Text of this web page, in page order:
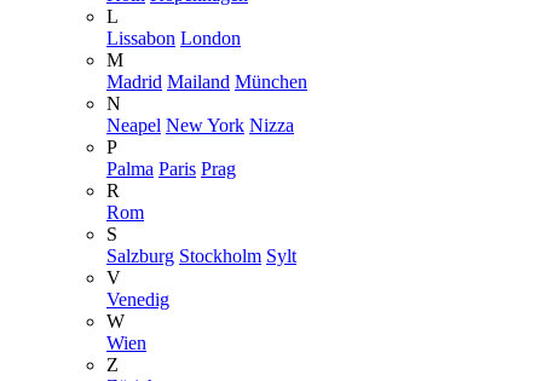
L
Lissabon London
M
Madrid Mailand München
N
Neapel New York Nizza
P
Palma Paris Prag
R
Rom
S
Salzburg Stockholm Sylt
V
Venedig
W
Wien
Z